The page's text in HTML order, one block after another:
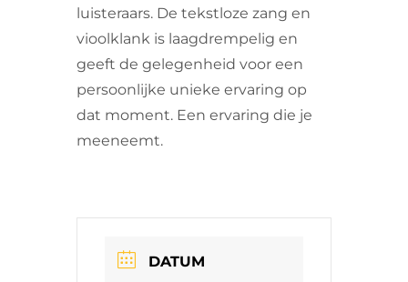
luisteraars. De tekstloze zang en
vioolklank is laagdrempelig en
geeft de gelegenheid voor een
persoonlijke unieke ervaring op
dat moment. Een ervaring die je
meeneemt.
DATUM